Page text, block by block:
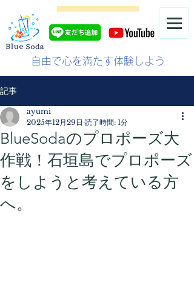
自由で心を満たす体験しよう
記事
BlueSodaのプロポーズ大
作戦！石垣島でプロポーズ
をしようと考えている方
へ。
ayumi
2025年12月29日 読了時間: 1分